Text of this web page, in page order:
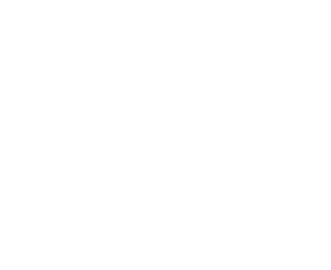
–
Dreharbeiten zu einer Folge der
„Paul Kemp – Der Mediator“ (Regie: